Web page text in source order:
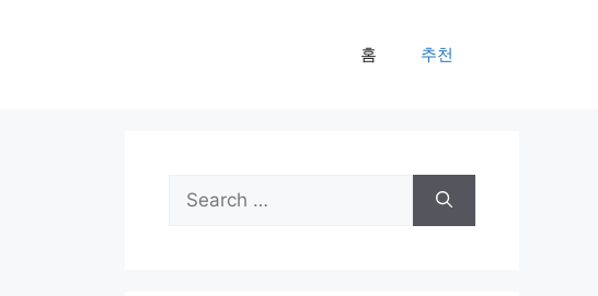
홈 추천
Search
for: